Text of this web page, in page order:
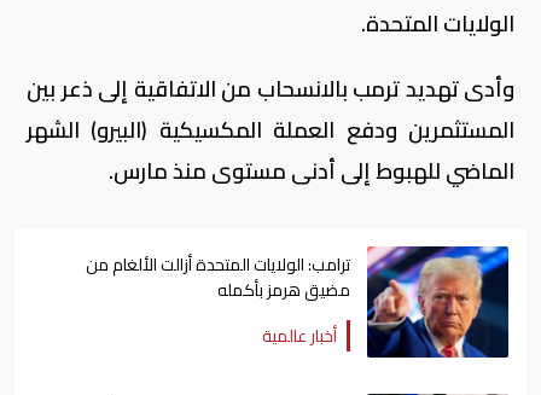
الولايات المتحدة.
وأدى تهديد ترمب بالانسحاب من الاتفاقية إلى ذعر بين
المستثمرين ودفع العملة المكسيكية (البيرو) الشهر
الماضي للهبوط إلى أدنى مستوى منذ مارس.
ترامب: الولايات المتحدة أزالت الألغام من
مضيق هرمز بأكمله
أخبار عالمية